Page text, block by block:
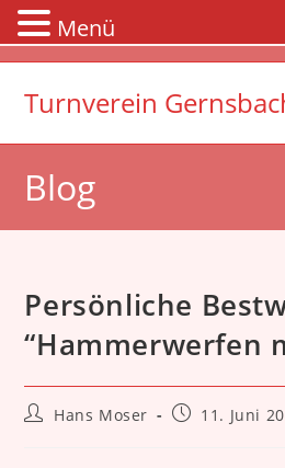
Zum
springen
Turnverein
Blog
Persönliche
“Hammerwerfen
Beitrags-
Hans Moser
Beitrag11. Juni
Menü